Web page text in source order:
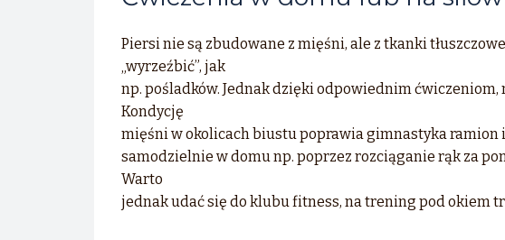
Piersi nie są zbudowane z mięśni, ale z tkanki
„wyrzeźbić”, jak
np. pośladków. Jednak dzięki odpowiednim ćwiczeniom,
Kondycję
mięśni w okolicach biustu poprawia gimnastyka ramion
samodzielnie w domu np. poprzez rozciąganie rąk za
Warto
jednak udać się do klubu fitness, na trening pod okiem